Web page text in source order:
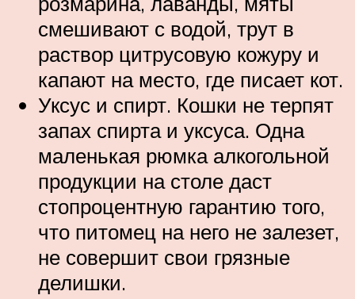
смешивают с водой, трут в
раствор цитрусовую кожуру и
капают на место, где писает кот.
Уксус и спирт. Кошки не терпят
запах спирта и уксуса. Одна
маленькая рюмка алкогольной
продукции на столе даст
стопроцентную гарантию того,
что питомец на него не залезет,
не совершит свои грязные
делишки.